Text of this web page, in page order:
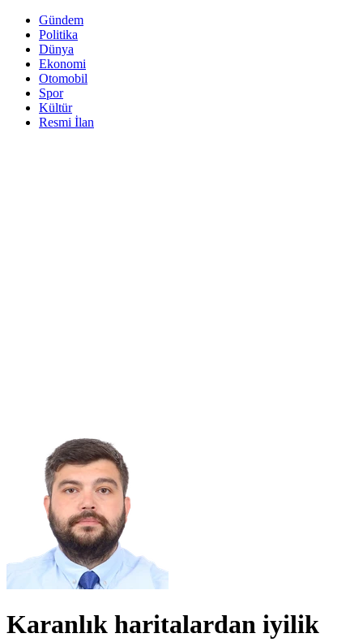
Gündem
Politika
Dünya
Ekonomi
Otomobil
Spor
Kültür
Resmi İlan
Karanlık haritalardan iyilik